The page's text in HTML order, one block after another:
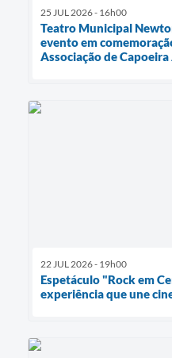
25 JUL 2026 - 16h00
Teatro Municipal
evento em
Associação de
22 JUL 2026 - 19h00
Espetáculo "Rock em
experiência que une